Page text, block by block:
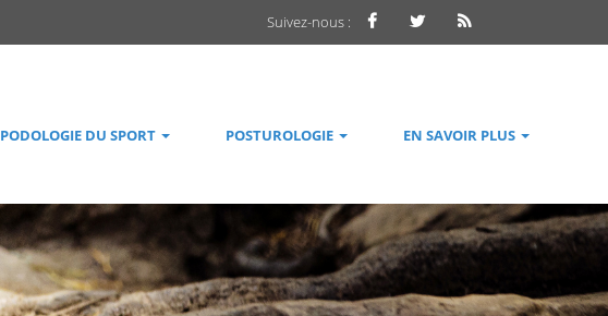
Suivez-nous :
PODOLOGIE DU SPORT POSTUROLOGIE EN SAVOIR PLUS